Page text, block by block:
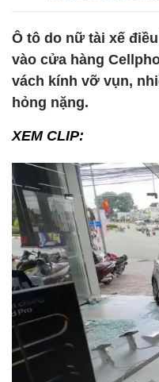
Ô tô do nữ tài xế
vào cửa hàng
vách kính vỡ vụn,
hỏng nặng.
XEM CLIP: